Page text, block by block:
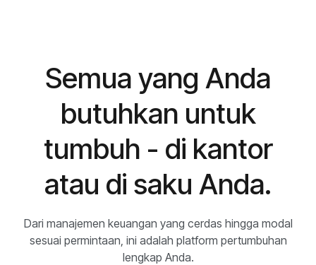
Semua yang Anda
butuhkan untuk
tumbuh - di kantor
atau di saku Anda.
Dari manajemen keuangan yang cerdas hingga modal
sesuai permintaan, ini adalah platform pertumbuhan
lengkap Anda.